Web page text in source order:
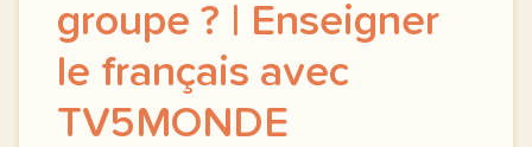
groupe ? | Enseigner
le français avec
TV5MONDE